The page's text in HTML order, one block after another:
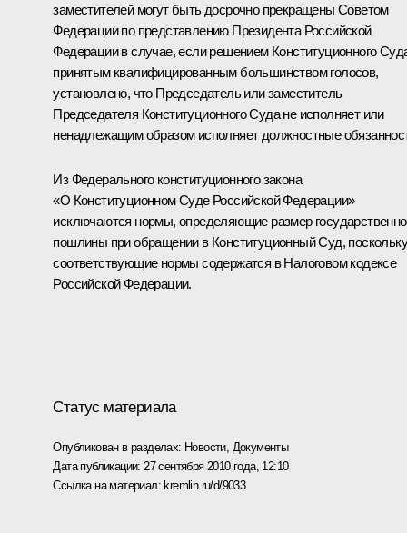
заместителей могут быть досрочно прекращены Советом
Федерации по представлению Президента Российской
Федерации в случае, если решением Конституционного
принятым квалифицированным большинством голосов,
установлено, что Председатель или заместитель
Председателя Конституционного Суда не исполняет или
ненадлежащим образом исполняет должностные
Из Федерального конституционного закона
«О Конституционном Суде Российской Федерации»
исключаются нормы, определяющие размер
пошлины при обращении в Конституционный Суд, поскольку
соответствующие нормы содержатся в Налоговом кодексе
Российской Федерации.
Статус материала
Опубликован в разделах: Новости, Документы
Дата публикации: 27 сентября 2010 года, 12:10
Ссылка на материал: kremlin.ru/d/9033